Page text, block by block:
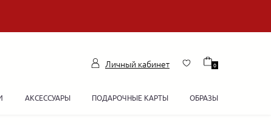
Личный кабинет 0
АКСЕССУАРЫ ПОДАРОЧНЫЕ КАРТЫ ОБРАЗЫ